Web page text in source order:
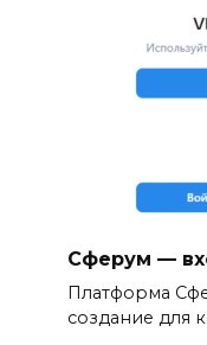
Сферум —
Платформа
создание для